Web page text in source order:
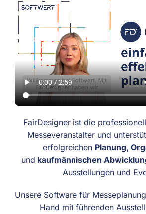
FairDesigner ist die
Messeveranstalter und
erfolgreichen Planung,
und kaufmännischen
Ausstellungen und
Unsere Software für
Hand mit führenden